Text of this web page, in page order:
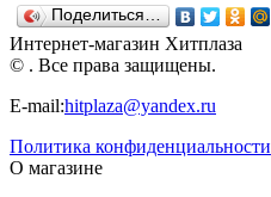
ДНИ117 ТД
Бэмби
Поделиться…
Интернет-магазин Хитплаза
© . Все права защищены.
E-mail:hitplaza@yandex.ru
Политика конфиденциальности
О магазине